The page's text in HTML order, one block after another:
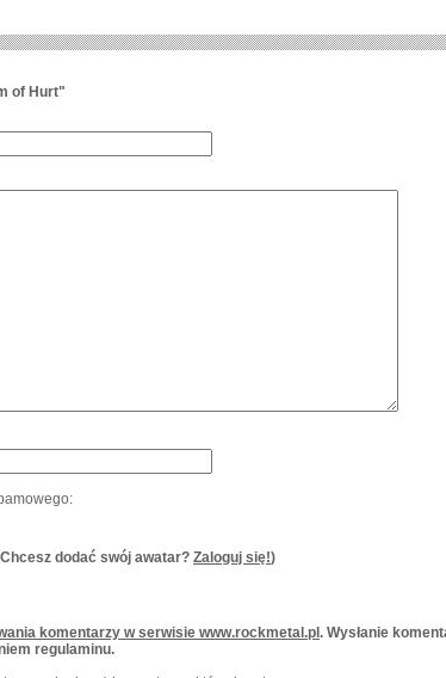
of Hurt"
dodać swój awatar? Zaloguj się!)
komentarzy w serwisie www.rockmetal.pl . Wysłanie
regulaminu.